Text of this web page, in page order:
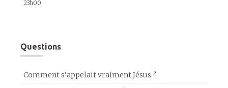
23h00
Questions
Comment s’appelait vraiment Jésus ?